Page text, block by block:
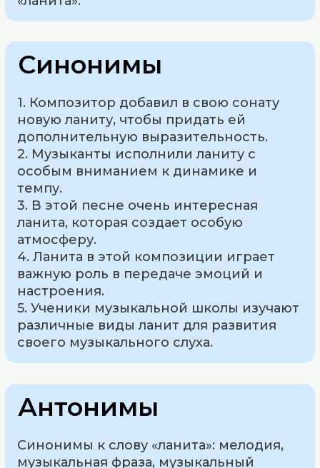
Синонимы
1. Композитор добавил в свою сонату
новую ланиту, чтобы придать ей
дополнительную выразительность.
2. Музыканты исполнили ланиту с
особым вниманием к динамике и
темпу.
3. В этой песне очень интересная
ланита, которая создает особую
атмосферу.
4. Ланита в этой композиции играет
важную роль в передаче эмоций и
настроения.
5. Ученики музыкальной школы изучают
различные виды ланит для развития
своего музыкального слуха.
Антонимы
Синонимы к слову «ланита»: мелодия,
музыкальная фраза, музыкальный